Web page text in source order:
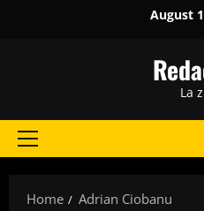
August
La
Primary
Home
Adrian Ciobanu